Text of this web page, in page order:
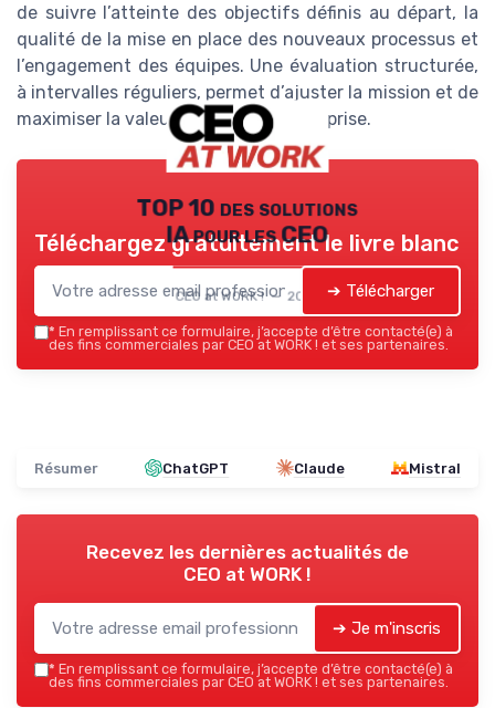
de suivre l’atteinte des objectifs définis au départ, la
qualité de la mise en place des nouveaux processus et
l’engagement des équipes. Une évaluation structurée,
à intervalles réguliers, permet d’ajuster la mission et de
maximiser la valeur créée pour l’entreprise.
TOP 10 des solutions
IA pour les CEO
CEO at WORK ! — 2026
Téléchargez gratuitement le livre blanc
➔ Télécharger
* En remplissant ce formulaire, j’accepte d’être contacté(e) à
des fins commerciales par CEO at WORK ! et ses partenaires.
Résumer ChatGPT Claude Mistral
Recevez les dernières actualités de
CEO at WORK !
➔ Je m'inscris
* En remplissant ce formulaire, j’accepte d’être contacté(e) à
des fins commerciales par CEO at WORK ! et ses partenaires.